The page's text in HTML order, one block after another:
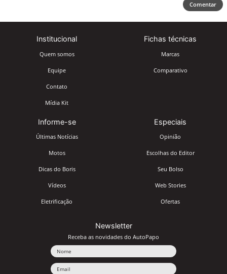
Comentar
Institucional
Quem somos
Equipe
Contato
Mídia Kit
Fichas técnicas
Marcas
Comparativo
Informe-se
Últimas Notícias
Motos
Dicas do Boris
Vídeos
Eletrificação
Especiais
Opinião
Escolhas do Editor
Seu Bolso
Web Stories
Ofertas
Newsletter
Receba as novidades do AutoPapo